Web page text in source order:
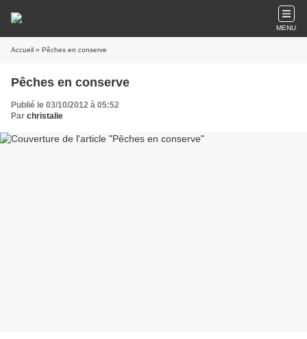
MENU
Accueil » Pêches en conserve
Pêches en conserve
Publié le 03/10/2012 à 05:52
Par christalie